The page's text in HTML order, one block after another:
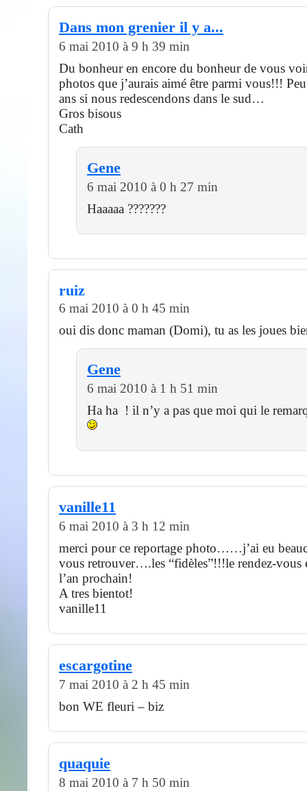
Dans mon grenier il y a...
6 mai 2010 à 9 h 39 min
Du bonheur en encore du bonheur de vous
photos que j’aurais aimé être parmi vous!!!
ans si nous redescendons dans le sud…
Gros bisous
Cath
Gene
6 mai 2010 à 0 h 27 min
Haaaaa ???????
ruiz
6 mai 2010 à 0 h 45 min
oui dis donc maman (Domi), tu as les joues
Gene
6 mai 2010 à 1 h 51 min
Ha ha ! il n’y a pas que moi qui le
vanille11
6 mai 2010 à 3 h 12 min
merci pour ce reportage photo……j’ai eu
vous retrouver….les “fidèles”!!!le rendez-vous
l’an prochain!
A tres bientot!
vanille11
escargotine
7 mai 2010 à 2 h 45 min
bon WE fleuri – biz
quaquie
8 mai 2010 à 7 h 50 min